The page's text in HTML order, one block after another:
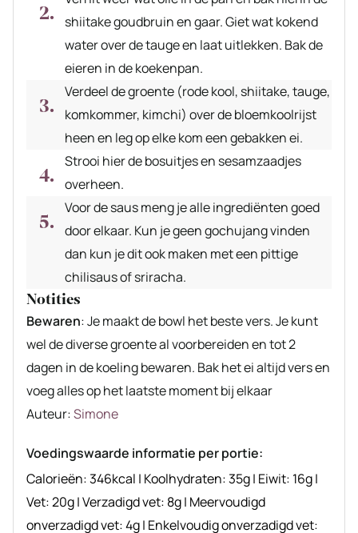
shiitake goudbruin en gaar. Giet wat kokend
water over de tauge en laat uitlekken. Bak de
eieren in de koekenpan.
Verdeel de groente (rode kool, shiitake, tauge,
komkommer, kimchi) over de bloemkoolrijst
heen en leg op elke kom een gebakken ei.
Strooi hier de bosuitjes en sesamzaadjes
overheen.
Voor de saus meng je alle ingrediënten goed
door elkaar. Kun je geen gochujang vinden
dan kun je dit ook maken met een pittige
chilisaus of sriracha.
Notities
Bewaren: Je maakt de bowl het beste vers. Je kunt
wel de diverse groente al voorbereiden en tot 2
dagen in de koeling bewaren. Bak het ei altijd vers en
voeg alles op het laatste moment bij elkaar
Auteur
Auteur:Simone
Voedingswaarde informatie per portie:
Calorieën:346kcal | Koolhydraten:35g| Eiwit: 16g|
Vet:20g|Verzadigd vet: 8g| Meervoudigd
onverzadigd vet:4g| Enkelvoudig onverzadigd vet: